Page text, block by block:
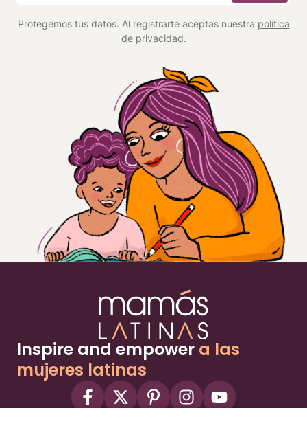
Protegemos tus datos. Al registrarte aceptas nuestra política
de privacidad.
Inspire and empower a las
mujeres latinas